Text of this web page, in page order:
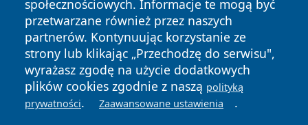
społecznościowych. Informacje te mogą być
przetwarzane również przez naszych
partnerów. Kontynuując korzystanie ze
strony lub klikając „Przechodzę do serwisu",
wyrażasz zgodę na użycie dodatkowych
plików cookies zgodnie z naszą polityką
prywatności. Zaawansowane ustawienia .
Copyright © 2026 portalzielonagora.pl Wszystkie prawa
zastrzeżone.
News Autorzy
Polityka
Prywatności
Polityka
Cookies